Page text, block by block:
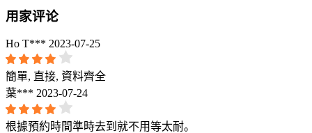
用家评论
Ho T*** 2023-07-25
簡單, 直接, 資料齊全
葉*** 2023-07-24
根據預約時間準時去到就不用等太耐。